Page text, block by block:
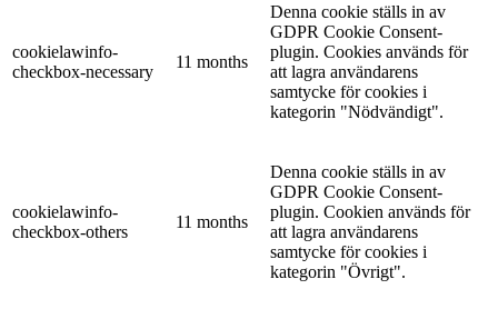
cookielawinfo-
checkbox-necessary
11 months
Denna cookie ställs in av
GDPR Cookie Consent-
plugin. Cookies används för
att lagra användarens
samtycke för cookies i
kategorin "Nödvändigt".
cookielawinfo-
checkbox-others
11 months
Denna cookie ställs in av
GDPR Cookie Consent-
plugin. Cookien används för
att lagra användarens
samtycke för cookies i
kategorin "Övrigt".